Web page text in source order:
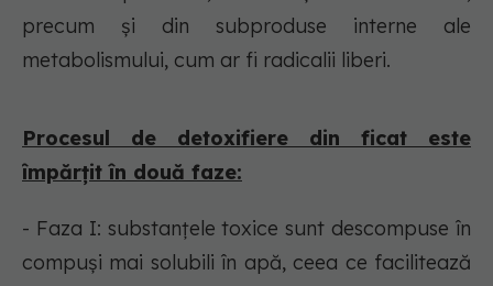
precum și din subproduse interne ale
metabolismului, cum ar fi radicalii liberi.
Procesul de detoxifiere din ficat este
împărțit în două faze:
- Faza I: substanțele toxice sunt descompuse în
compuși mai solubili în apă, ceea ce facilitează